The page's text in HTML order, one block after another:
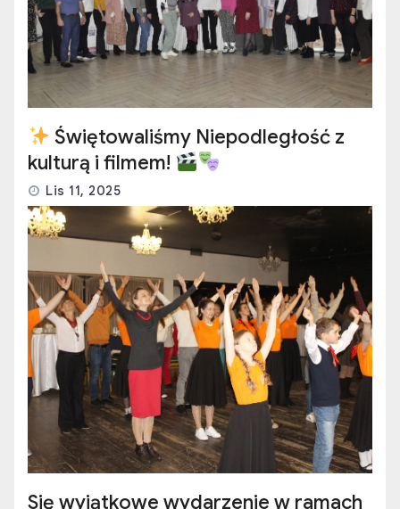
Świętowaliśmy Niepodległość z
kulturą i filmem!
Lis 11, 2025
Się wyjątkowe wydarzenie w ramach